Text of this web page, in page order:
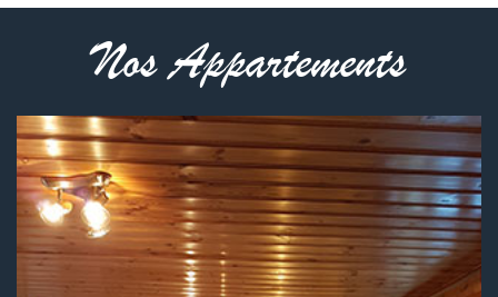
Nos Appartements